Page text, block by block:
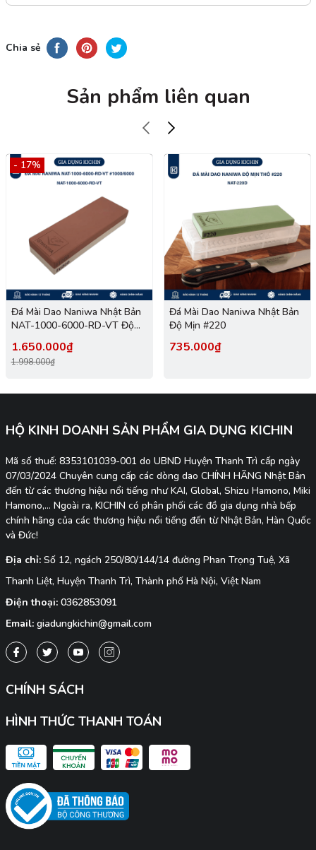
Chia sẻ
Sản phẩm liên quan
- 17%
Đá Mài Dao Naniwa Nhật Bản
NAT-1000-6000-RD-VT Độ
1.650.000₫
1.998.000₫
Đá Mài Dao Naniwa Nhật Bản
Độ Mịn #220
735.000₫
HỘ KINH DOANH SẢN PHẨM GIA DỤNG KICHIN
Mã số thuế: 8353101039-001 do UBND Huyện Thanh Trì cấp ngày
07/03/2024 Chuyên cung cấp các dòng dao CHÍNH HÃNG Nhật Bản
đến từ các thương hiệu nổi tiếng như KAI, Global, Shizu Hamono, Miki
Hamono,... Ngoài ra, KICHIN có phân phối các đồ gia dụng nhà bếp
chính hãng của các thương hiệu nổi tiếng đến từ Nhật Bản, Hàn Quốc
và Đức!
Địa chỉ: Số 12, ngách 250/80/144/14 đường Phan Trọng Tuệ, Xã
Thanh Liệt, Huyện Thanh Trì, Thành phố Hà Nội, Việt Nam
Điện thoại: 0362853091
Email: giadungkichin@gmail.com
CHÍNH SÁCH
HÌNH THỨC THANH TOÁN